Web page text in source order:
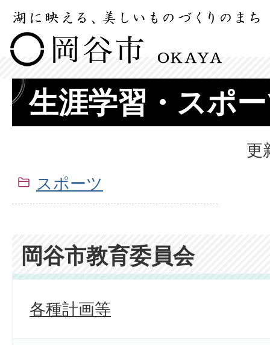
生涯学習・スポ
更
スポーツ
岡谷市教育委員会
各種計画等